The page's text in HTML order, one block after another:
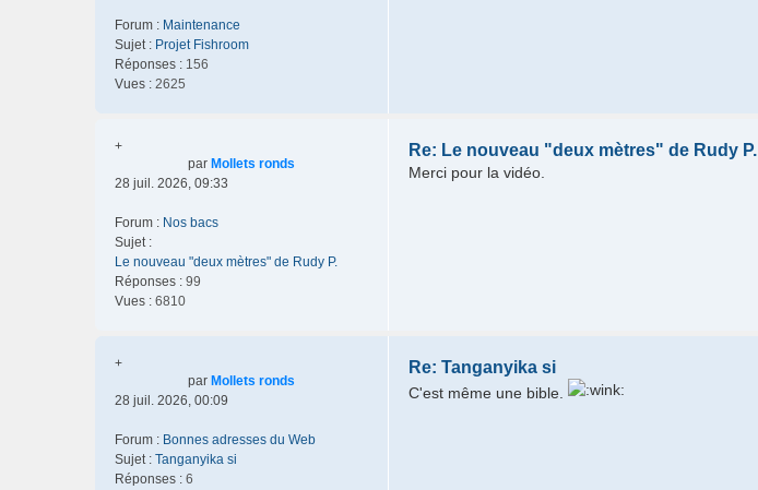
Forum : Maintenance
Sujet : Projet Fishroom
Réponses : 156
Vues : 2625
+
par Mollets ronds
28 juil. 2026, 09:33
Forum : Nos bacs
Sujet :
Le nouveau "deux mètres" de Rudy P.
Réponses : 99
Vues : 6810
Re: Le nouveau "deux mètres" de Rudy P.
Merci pour la vidéo.
+
par Mollets ronds
28 juil. 2026, 00:09
Forum : Bonnes adresses du Web
Sujet : Tanganyika si
Réponses : 6
Re: Tanganyika si
C'est même une bible.